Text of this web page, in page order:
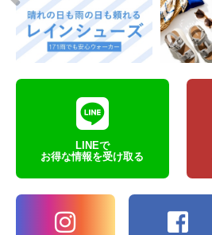
LINEで
お得な情報を受け取る